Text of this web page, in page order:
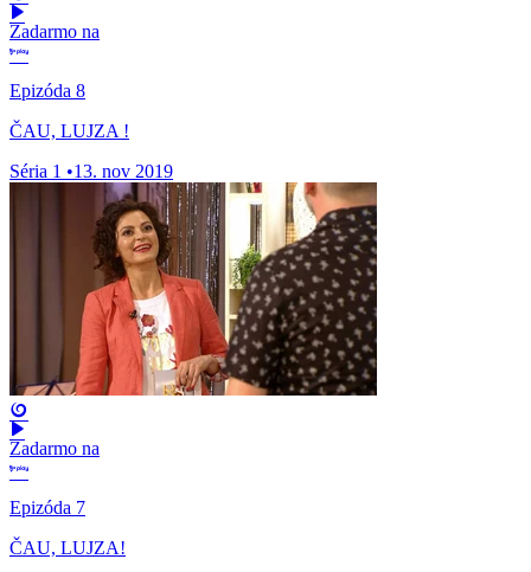
Zadarmo na
Epizóda 8
ČAU, LUJZA !
Séria 1 •13. nov 2019
Zadarmo na
Epizóda 7
ČAU, LUJZA!